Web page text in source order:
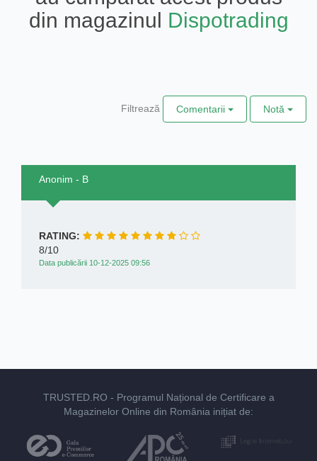
din magazinul Dispotrading
Filtrează Comentarii Notă
Anonim - B
RATING:
8/10
Data publicării 10-12-2025 09:56
TRUSTED.RO - Programul Național de Certificare a
Magazinelor Online din România inițiat de: